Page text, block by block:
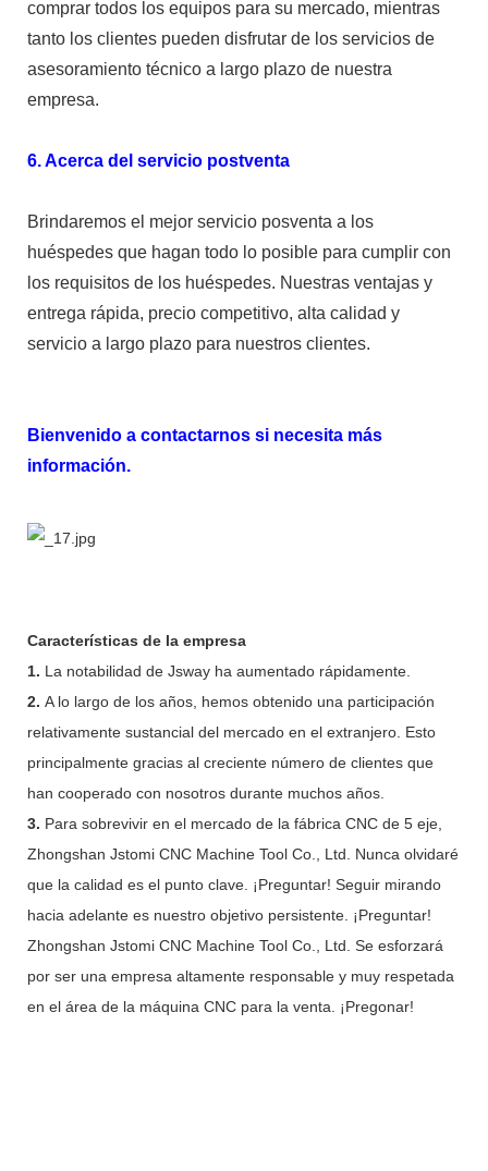
comprar todos los equipos para su mercado, mientras
tanto los clientes pueden disfrutar de los servicios de
asesoramiento técnico a largo plazo de nuestra
empresa.
6. Acerca del servicio postventa
Brindaremos el mejor servicio posventa a los
huéspedes que hagan todo lo posible para cumplir con
los requisitos de los huéspedes. Nuestras ventajas y
entrega rápida, precio competitivo, alta calidad y
servicio a largo plazo para nuestros clientes.
Bienvenido a contactarnos si necesita más
información.
Características de la empresa
1. La notabilidad de Jsway ha aumentado rápidamente.
2. A lo largo de los años, hemos obtenido una participación
relativamente sustancial del mercado en el extranjero. Esto
principalmente gracias al creciente número de clientes que
han cooperado con nosotros durante muchos años.
3. Para sobrevivir en el mercado de la fábrica CNC de 5 eje,
Zhongshan Jstomi CNC Machine Tool Co., Ltd. Nunca olvidaré
que la calidad es el punto clave. ¡Preguntar! Seguir mirando
hacia adelante es nuestro objetivo persistente. ¡Preguntar!
Zhongshan Jstomi CNC Machine Tool Co., Ltd. Se esforzará
por ser una empresa altamente responsable y muy respetada
en el área de la máquina CNC para la venta. ¡Pregonar!